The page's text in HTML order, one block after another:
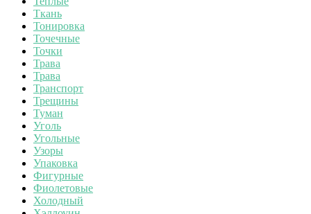
Ткань
Тонировка
Точечные
Точки
Трава
Трава
Транспорт
Трещины
Туман
Уголь
Угольные
Узоры
Упаковка
Фигурные
Фиолетовые
Холодный